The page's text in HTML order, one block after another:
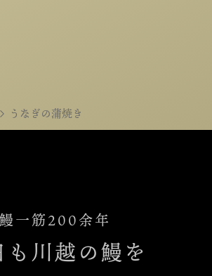
うなぎの蒲焼き
鰻一筋200余年
も川越の鰻を